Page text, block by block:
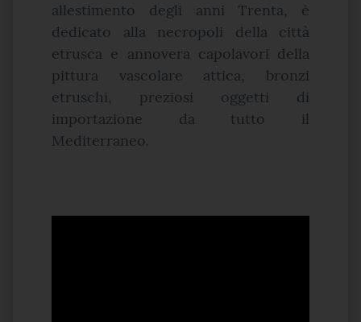
allestimento degli anni Trenta, è
dedicato alla necropoli della città
etrusca e annovera capolavori della
pittura vascolare attica, bronzi
etruschi, preziosi oggetti di
importazione da tutto il
Mediterraneo.